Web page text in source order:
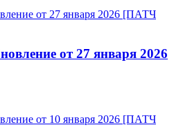
от 27 января 2026